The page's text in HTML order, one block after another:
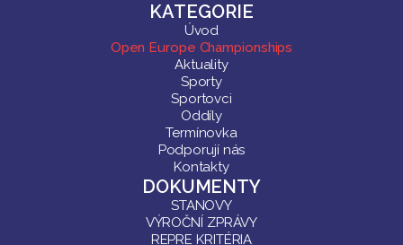
KATEGORIE
Úvod
Open Europe Championships
Aktuality
Sporty
Sportovci
Oddíly
Termínovka
Podporují nás
Kontakty
DOKUMENTY
STANOVY
VÝROČNÍ ZPRÁVY
REPRE KRITÉRIA